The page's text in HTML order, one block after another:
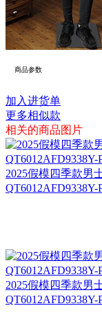
商品参数
加入进货单
更多相似款
相关的商品图片
2025假模四季款男
QT6012AFD9338Y-
2025假模四季款男
QT6012AFD9338Y-